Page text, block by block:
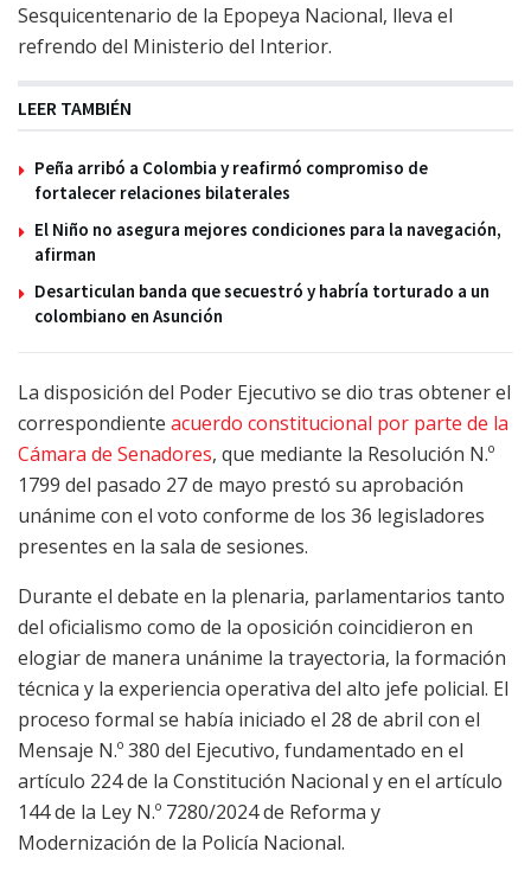
Sesquicentenario de la Epopeya Nacional, lleva el
refrendo del Ministerio del Interior.
LEER TAMBIÉN
Peña arribó a Colombia y reafirmó compromiso de
fortalecer relaciones bilaterales
El Niño no asegura mejores condiciones para la navegación,
afirman
Desarticulan banda que secuestró y habría torturado a un
colombiano en Asunción
La disposición del Poder Ejecutivo se dio tras obtener el
correspondiente acuerdo constitucional por parte de la
Cámara de Senadores, que mediante la Resolución N.º
1799 del pasado 27 de mayo prestó su aprobación
unánime con el voto conforme de los 36 legisladores
presentes en la sala de sesiones.
Durante el debate en la plenaria, parlamentarios tanto
del oficialismo como de la oposición coincidieron en
elogiar de manera unánime la trayectoria, la formación
técnica y la experiencia operativa del alto jefe policial. El
proceso formal se había iniciado el 28 de abril con el
Mensaje N.º 380 del Ejecutivo, fundamentado en el
artículo 224 de la Constitución Nacional y en el artículo
144 de la Ley N.º 7280/2024 de Reforma y
Modernización de la Policía Nacional.